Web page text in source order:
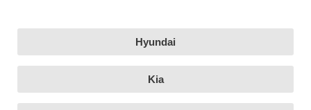
Hyundai
Kia